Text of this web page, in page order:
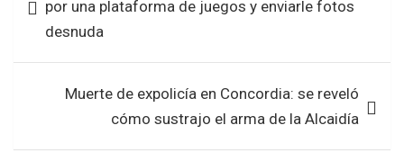
o
p
entradas
por una plataforma de juegos y enviarle fotos
desnuda
Muerte de expolicía en Concordia: se reveló
cómo sustrajo el arma de la Alcaidía